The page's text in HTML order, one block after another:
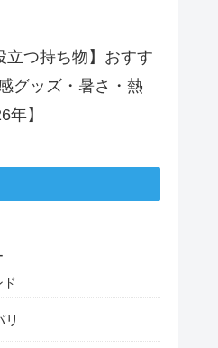
立つ持ち物】おすす
グッズ・暑さ・熱
年】